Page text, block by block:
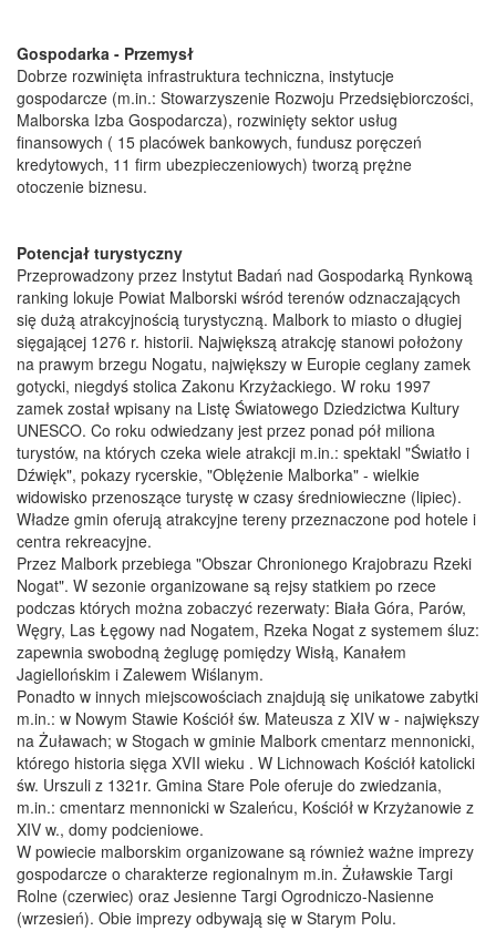
Gospodarka - Przemysł
Dobrze rozwinięta infrastruktura techniczna, instytucje
gospodarcze (m.in.: Stowarzyszenie Rozwoju Przedsiębiorczości,
Malborska Izba Gospodarcza), rozwinięty sektor usług
finansowych ( 15 placówek bankowych, fundusz poręczeń
kredytowych, 11 firm ubezpieczeniowych) tworzą prężne
otoczenie biznesu.
Potencjał turystyczny
Przeprowadzony przez Instytut Badań nad Gospodarką Rynkową
ranking lokuje Powiat Malborski wśród terenów odznaczających
się dużą atrakcyjnością turystyczną. Malbork to miasto o długiej
sięgającej 1276 r. historii. Największą atrakcję stanowi położony
na prawym brzegu Nogatu, największy w Europie ceglany zamek
gotycki, niegdyś stolica Zakonu Krzyżackiego. W roku 1997
zamek został wpisany na Listę Światowego Dziedzictwa Kultury
UNESCO. Co roku odwiedzany jest przez ponad pół miliona
turystów, na których czeka wiele atrakcji m.in.: spektakl "Światło i
Dźwięk", pokazy rycerskie, "Oblężenie Malborka" - wielkie
widowisko przenoszące turystę w czasy średniowieczne (lipiec).
Władze gmin oferują atrakcyjne tereny przeznaczone pod hotele i
centra rekreacyjne.
Przez Malbork przebiega "Obszar Chronionego Krajobrazu Rzeki
Nogat". W sezonie organizowane są rejsy statkiem po rzece
podczas których można zobaczyć rezerwaty: Biała Góra, Parów,
Węgry, Las Łęgowy nad Nogatem, Rzeka Nogat z systemem śluz:
zapewnia swobodną żeglugę pomiędzy Wisłą, Kanałem
Jagiellońskim i Zalewem Wiślanym.
Ponadto w innych miejscowościach znajdują się unikatowe zabytki
m.in.: w Nowym Stawie Kościół św. Mateusza z XIV w - największy
na Żuławach; w Stogach w gminie Malbork cmentarz mennonicki,
którego historia sięga XVII wieku . W Lichnowach Kościół katolicki
św. Urszuli z 1321r. Gmina Stare Pole oferuje do zwiedzania,
m.in.: cmentarz mennonicki w Szaleńcu, Kościół w Krzyżanowie z
XIV w., domy podcieniowe.
W powiecie malborskim organizowane są również ważne imprezy
gospodarcze o charakterze regionalnym m.in. Żuławskie Targi
Rolne (czerwiec) oraz Jesienne Targi Ogrodniczo-Nasienne
(wrzesień). Obie imprezy odbywają się w Starym Polu.